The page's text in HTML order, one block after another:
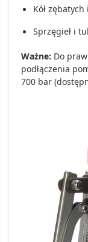
Kół
Sprzęgieł i
Ważne: Do
podłączenia
700 bar